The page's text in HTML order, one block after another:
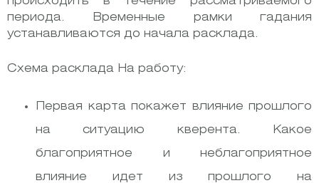
периода. Временные рамки гадания
устанавливаются до начала расклада.
Схема расклада На работу:
Первая карта покажет влияние прошлого
на ситуацию кверента. Какое
благоприятное и неблагоприятное
влияние идет из прошлого на